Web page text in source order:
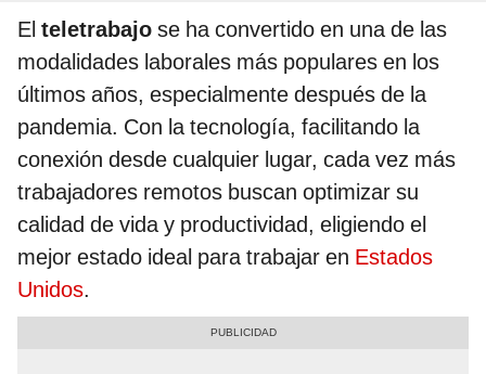
El teletrabajo se ha convertido en una de las
modalidades laborales más populares en los
últimos años, especialmente después de la
pandemia. Con la tecnología, facilitando la
conexión desde cualquier lugar, cada vez más
trabajadores remotos buscan optimizar su
calidad de vida y productividad, eligiendo el
mejor estado ideal para trabajar en Estados
Unidos.